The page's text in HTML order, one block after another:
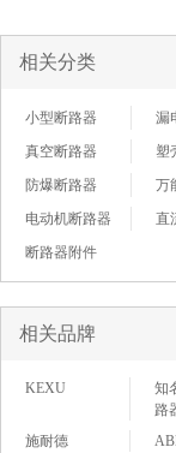
相关分类
小型断路器
漏
真空断路器
塑
防爆断路器
万
电动机断路器
直
断路器附件
相关品牌
KEXU
知
路
施耐德